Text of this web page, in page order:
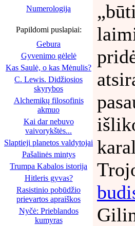
Numerologija
Papildomi puslapiai:
Gebura
Gyvenimo gėlelė
Kas Saulė, o kas Mėnulis?
C. Lewis. Didžiosios
skyrybos
Alchemikų filosofinis
akmuo
Kai dar nebuvo
vaivorykštės...
Slaptieji planetos valdytojai
Pašalinės mintys
Trumpa Kabalos istorija
Hitleris gyvas?
Rasistinio pobūdžio
prievartos apraiškos
Nyčė: Prieblandos
kumyras